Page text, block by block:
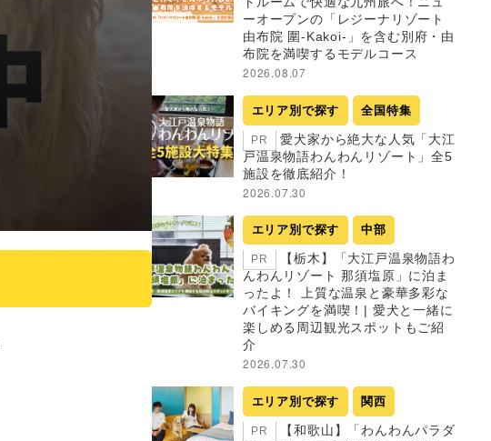
ーオープンの「レジーナリゾート
由布院 圍-Kakoi-」を含む別府・由
布院を満喫するモデルコース
2026.08.07
エリア別で探す 全国特集
PR
愛犬家から絶大な人気「大江
戸温泉物語わんわんリゾート」全5
施設を徹底紹介！
2026.07.30
エリア別で探す 中部
PR
【栃木】「大江戸温泉物語わ
んわんリゾート 那須塩原」に泊ま
ったよ！ 上質な温泉と豪華多彩な
バイキングを満喫！| 愛犬と一緒に
楽しめる周辺観光スポットもご紹
介
2026.07.30
エリア別で探す 関西
PR
【和歌山】「わんわんパラダ